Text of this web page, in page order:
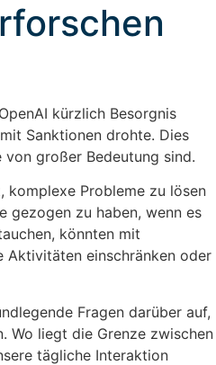
kürzlich Besorgnis
Sanktionen drohte. Dies
großer Bedeutung sind.
komplexe Probleme zu lösen
gezogen zu haben, wenn es
könnten mit
Aktivitäten einschränken oder
Fragen darüber auf,
Wo liegt die Grenze zwischen
tägliche Interaktion